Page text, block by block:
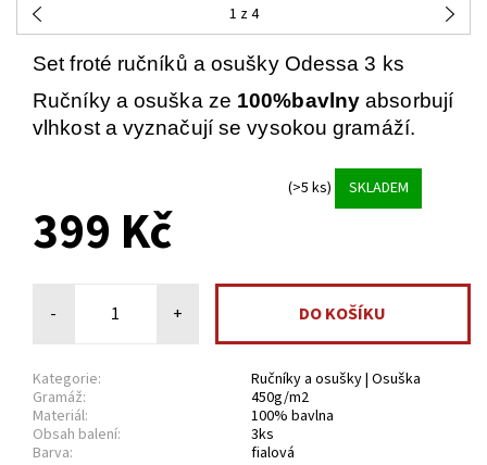
1 z 4
Set froté ručníků a osušky Odessa 3 ks
Ručníky a osuška ze 100%bavlny absorbují
vlhkost a vyznačují se vysokou gramáží.
(>5 ks) SKLADEM
399 Kč
- +
Kategorie:
Ručníky a osušky | Osuška
Gramáž:
450g/m2
Materiál:
100% bavlna
Obsah balení:
3ks
Barva:
fialová